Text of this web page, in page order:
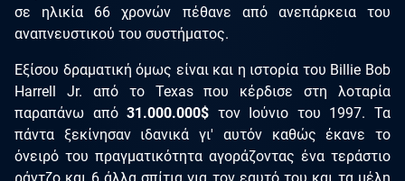
σε ηλικία 66 χρονών πέθανε από ανεπάρκεια του
αναπνευστικού του συστήματος.
Εξίσου δραματική όμως είναι και η ιστορία του Billie Bob
Harrell Jr. από το Texas που κέρδισε στη λοταρία
παραπάνω από31.000.000$ τον Ιούνιο του 1997. Τα
πάντα ξεκίνησαν ιδανικά γι' αυτόν καθώς έκανε το
όνειρό του πραγματικότητα αγοράζοντας ένα τεράστιο